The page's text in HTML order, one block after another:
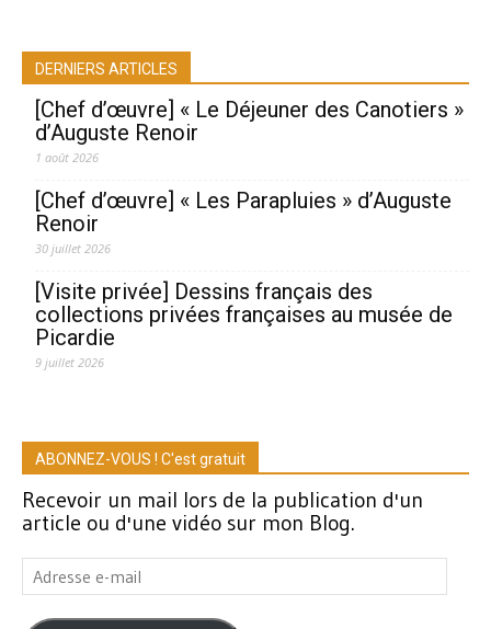
DERNIERS ARTICLES
[Chef d’œuvre] « Le Déjeuner des Canotiers »
d’Auguste Renoir
1 août 2026
[Chef d’œuvre] « Les Parapluies » d’Auguste
Renoir
30 juillet 2026
[Visite privée] Dessins français des
collections privées françaises au musée de
Picardie
9 juillet 2026
ABONNEZ-VOUS ! C'est gratuit
Recevoir un mail lors de la publication d'un
article ou d'une vidéo sur mon Blog.
Adresse
e-
mail